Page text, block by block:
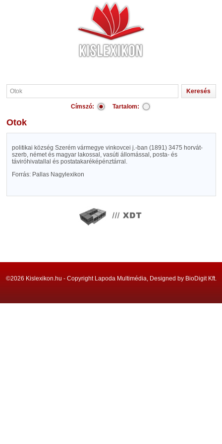
Címszó: Tartalom:
Otok
politikai község Szerém vármegye vinkovcei j.-ban (1891) 3475 horvát-
szerb, német és magyar lakossal, vasúti állomással, posta- és
táviróhivatallal és postatakaréképénztárral.
Forrás: Pallas Nagylexikon
©2026 Kislexikon.hu - Copyright Lapoda Multimédia, Designed by BioDigit Kft.